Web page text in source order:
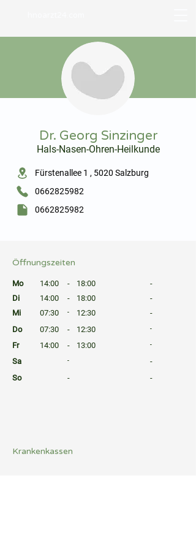
Dr. Georg Sinzinger
Hals-Nasen-Ohren-Heilkunde
Fürstenallee 1 , 5020 Salzburg
0662825982
0662825982
Öffnungszeiten
Mo
14:00 - 18:00
-
Di
14:00 - 18:00
-
Mi
07:30 - 12:30
-
Do
07:30 - 12:30 -
Fr 14:00 - 13:00 -
Sa -
-
So
-
-
Krankenkassen